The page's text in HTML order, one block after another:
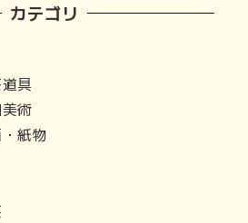
カテゴリ
具
術
紙物